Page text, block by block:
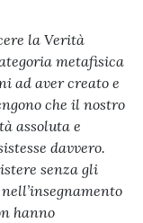
la Verità
metafisica
ad aver creato e
che il nostro
assoluta e
davvero.
senza gli
hanno